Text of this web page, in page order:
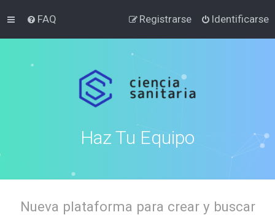
FAQ Identificarse
Registrarse
Haz Tu Equipo
Nueva plataforma para crear y buscar